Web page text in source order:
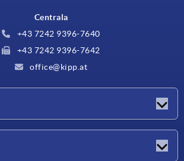
Centrala
+43 7242 9396-7640
+43 7242 9396-7642
office@kipp.at